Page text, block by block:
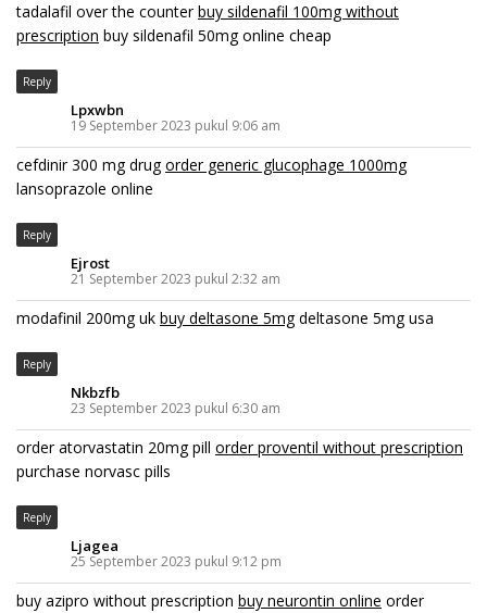
tadalafil over the counterbuy sildenafil 100mg without
prescription buy sildenafil 50mg online cheap
Reply
Lpxwbn
19 September 2023 pukul 9:06 am
cefdinir 300 mg drugorder generic glucophage 1000mg
lansoprazole online
Reply
Ejrost
21 September 2023 pukul 2:32 am
modafinil 200mg uk buy deltasone 5mgdeltasone 5mg usa
Reply
Nkbzfb
23 September 2023 pukul 6:30 am
order atorvastatin 20mg pill order proventil without prescription
purchase norvasc pills
Reply
Ljagea
25 September 2023 pukul 9:12 pm
buy azipro without prescription buy neurontin online order